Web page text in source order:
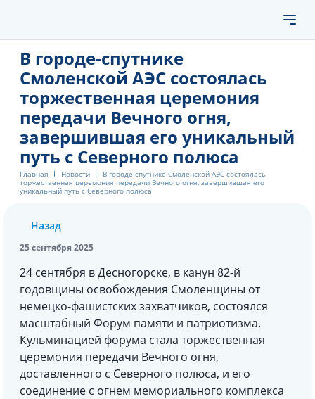
В городе-спутнике
Смоленской АЭС состоялась
торжественная церемония
передачи Вечного огня,
завершившая его уникальный
путь с Северного полюса
Главная Новости
В городе-спутнике Смоленской АЭС состоялась
торжественная церемония передачи Вечного огня, завершившая его
уникальный путь с Северного полюса
Назад
25 сентября 2025
24 сентября в Десногорске, в канун 82-й
годовщины освобождения Смоленщины от
немецко-фашистских захватчиков, состоялся
масштабный Форум памяти и патриотизма.
Кульминацией форума стала торжественная
церемония передачи Вечного огня,
доставленного с Северного полюса, и его
соединение с огнем мемориального комплекса